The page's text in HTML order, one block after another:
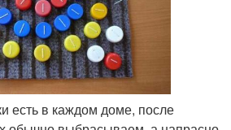
есть в каждом доме, после